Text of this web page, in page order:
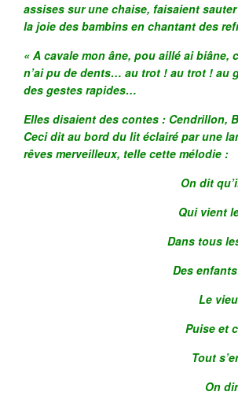
assises sur une chaise, faisaient
la joie des bambins en chantant des
« A cavale mon âne, pou aillé ai
n’ai pu de dents… au trot ! au trot ! au
des gestes rapides…
Elles disaient des contes : Cendrillon,
Ceci dit au bord du lit éclairé par une
rêves merveilleux, telle cette mélodie :
On dit
Qui vient
Dans tous
Des
Le
Puise et
Tout
On